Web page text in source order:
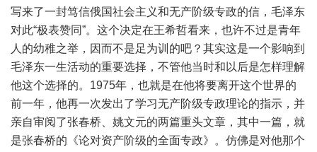
写来了一封笃信俄国社会主义和无产阶级专政的信，毛泽东
对此“极表赞同”。这个决定在王希哲看来，也许不过是青年
人的幼稚之举，因而不是足为训的吧？其实这是一个影响到
毛泽东一生活动的重要选择，不管他当时和以后是怎样理解
他这个选择的。1975年，也就是在他将要离开这个世界的
前一年，他再一次发出了学习无产阶级专政理论的指示，并
亲自审阅了张春桥、姚文元的两篇重头文章，其中一篇，就
是张春桥的《论对资产阶级的全面专政》。仿佛是对他那个